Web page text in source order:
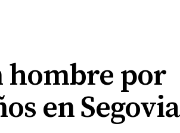
hombre por
en Segovia